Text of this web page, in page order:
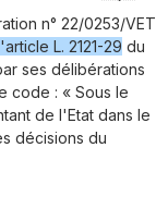
n° 22/0253/VET
L. 2121-29 du
ses délibérations
code : « Sous le
de l'Etat dans le
décisions du